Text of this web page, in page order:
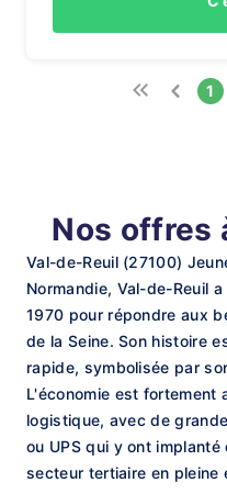
1
Nos offres
Val-de-Reuil (27100)
Normandie, Val-de-Reuil
1970 pour répondre aux
de la Seine. Son histoire
rapide, symbolisée par
L'économie est fortement
logistique, avec de
ou UPS qui y ont
secteur tertiaire en pleine